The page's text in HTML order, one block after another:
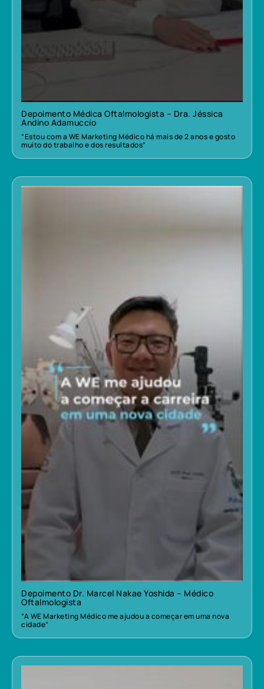
Depoimento Médica Oftalmologista – Dra. Jéssica
Andino Adamuccio
“Estou com a WE Marketing Médico há mais de 2 anos e gosto
muito do trabalho e dos resultados”
Depoimento Dr. Marcel Nakae Yoshida – Médico
Oftalmologista
“A WE Marketing Médico me ajudou a começar em uma nova
cidade”